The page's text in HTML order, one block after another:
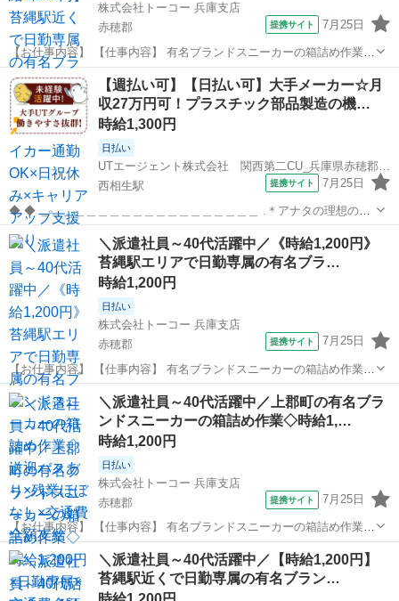
株式会社トーコー 兵庫支店
赤穂郡
提携サイト 7月25日
【お仕事内容】 【仕事内容】 有名ブランドスニーカーの箱詰め作業を
お任せいたします! 具体的には… 1足ずつスニーカーを箱詰めして頂く
などのお仕事になります。 簡単軽作業&らくらく座り仕事ですよ♪ 現
在活躍されてい...
兵庫 赤穂郡 仕分け
【週払い可】【日払い可】大手メーカー☆月
収27万円可！プラスチック部品製造の機…
時給1,300円
日払い
UTエージェント株式会社 関西第二CU_兵庫県赤穂郡上郡町_機械操作
西相生駅
提携サイト 7月25日
◆ ◆ ＿＿＿＿＿＿＿＿＿＿＿＿＿＿＿＿＿＿＿ .＊アナタの理想の働
き方を実現します*。 ￣￣￣￣￣￣￣￣￣￣￣￣￣￣￣￣￣￣￣ ★大
手×安定収入★ プライム市場上場UTグループ！ 充実の福利厚生あり◎
働きやすさ抜群！！...
兵庫 西相生駅 その他
＼派遣社員～40代活躍中／《時給1,200円》
苔縄駅エリアで日勤専属の有名ブラ…
時給1,200円
日払い
株式会社トーコー 兵庫支店
赤穂郡
提携サイト 7月25日
【お仕事内容】 【仕事内容】 有名ブランドスニーカーの箱詰め作業を
お願いします! 具体的には… 1足ずつスニーカーを箱詰めして頂く な
どのお仕事になります。 かんたん軽作業&らくらく座り仕事ですよ♪
現在活躍されてい...
兵庫 仕分け
＼派遣社員～40代活躍中／上郡町の有名ブラ
ンドスニーカーの箱詰め作業◇時給1,…
時給1,200円
日払い
株式会社トーコー 兵庫支店
赤穂郡
提携サイト 7月25日
【お仕事内容】 【仕事内容】 有名ブランドスニーカーの箱詰め作業を
おまかせします! 具体的には… 1足ずつスニーカーを箱詰めして頂く
などのお仕事になります。 カンタン軽作業&らくらく座り仕事ですよ♪
現在活躍されて...
兵庫 赤穂郡 仕分け
＼派遣社員～40代活躍中／【時給1,200円】
苔縄駅近くで日勤専属の有名ブラン…